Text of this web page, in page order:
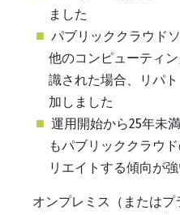
ました
パブリッククラウド
他のコンピューティ
識された場合、リパ
加しました
運用開始から25年未
もパブリッククラウ
リエイトする傾向が
オンプレミス（または